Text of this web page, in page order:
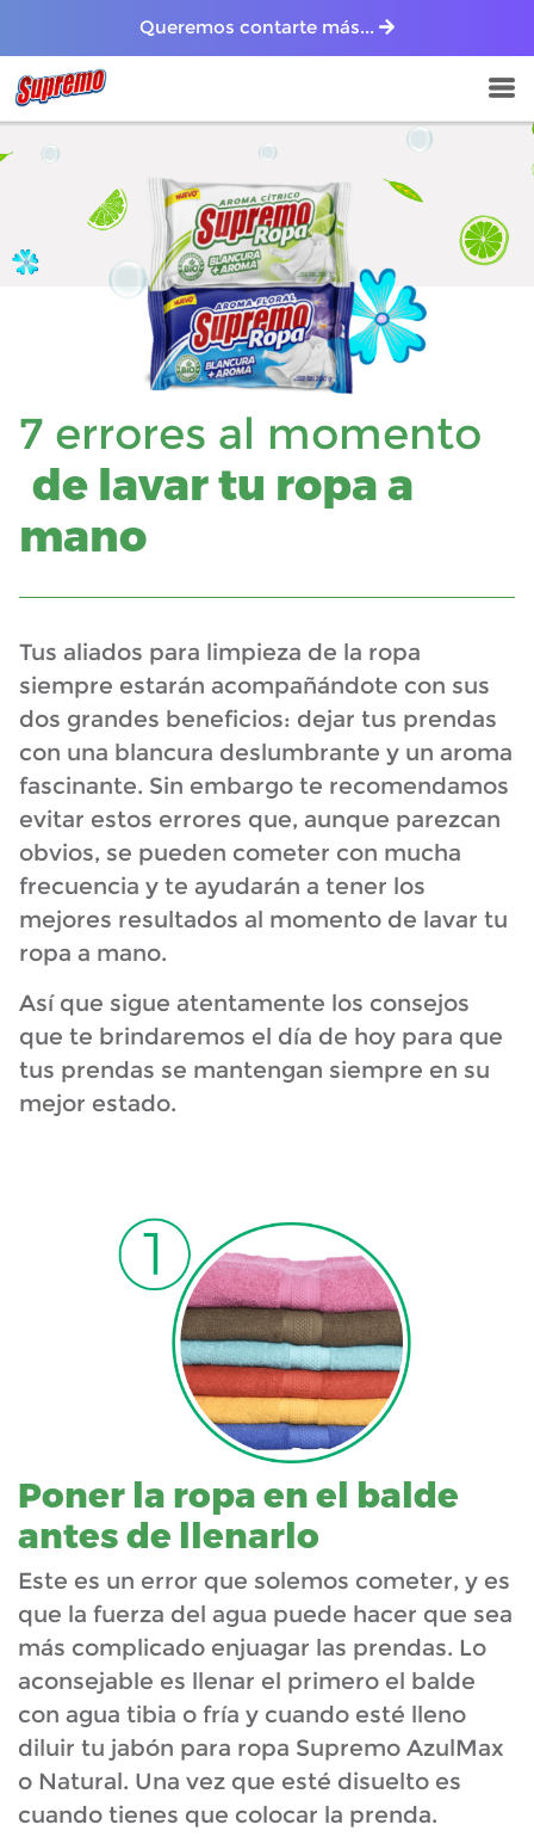
Queremos contarte más...
7 errores al momento
de lavar tu ropa a
mano
Tus aliados para limpieza de la ropa
siempre estarán acompañándote con sus
dos grandes beneficios: dejar tus prendas
con una blancura deslumbrante y un aroma
fascinante. Sin embargo te recomendamos
evitar estos errores que, aunque parezcan
obvios, se pueden cometer con mucha
frecuencia y te ayudarán a tener los
mejores resultados al momento de lavar tu
ropa a mano.
Así que sigue atentamente los consejos
que te brindaremos el día de hoy para que
tus prendas se mantengan siempre en su
mejor estado.
Poner la ropa en el balde
antes de llenarlo
Este es un error que solemos cometer, y es
que la fuerza del agua puede hacer que sea
más complicado enjuagar las prendas. Lo
aconsejable es llenar el primero el balde
con agua tibia o fría y cuando esté lleno
diluir tu jabón para ropa Supremo AzulMax
o Natural. Una vez que esté disuelto es
cuando tienes que colocar la prenda.